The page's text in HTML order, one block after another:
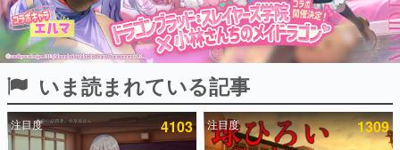
ピックアップ
電ファミのいま読まれている記事ランキング
いま読まれている記事
注目度 4103 注目度 1309